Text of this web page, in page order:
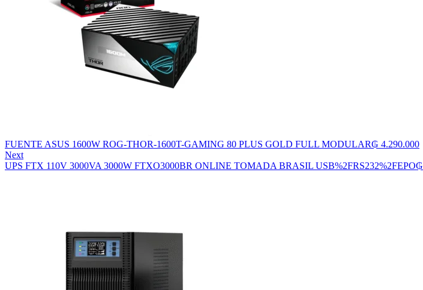
FUENTE ASUS 1600W ROG-THOR-1600T-GAMING 80 PLUS GOLD FULL MODULAR₲ 4.290.000
Next
UPS FTX 110V 3000VA 3000W FTXO3000BR ONLINE TOMADA BRASIL USB%2FRS232%2FEPO₲